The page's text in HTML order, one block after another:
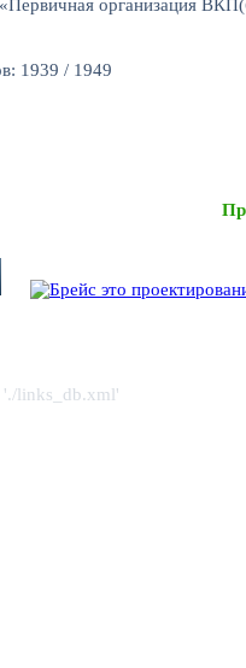
организация
1939 / 1949
links_db.xml'